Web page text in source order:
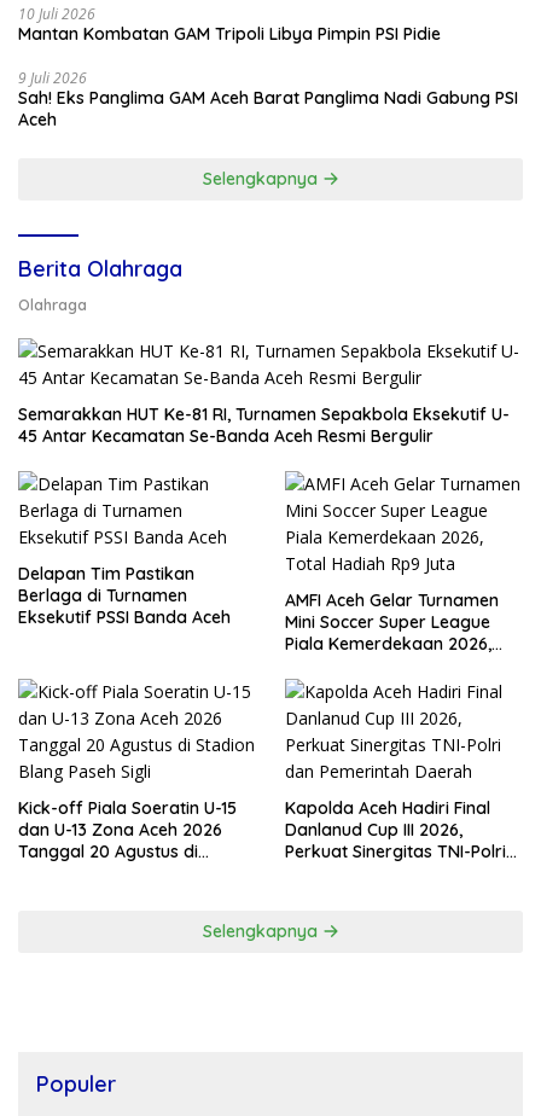
10 Juli 2026
Mantan Kombatan GAM Tripoli Libya Pimpin PSI Pidie
9 Juli 2026
Sah! Eks Panglima GAM Aceh Barat Panglima Nadi Gabung PSI
Aceh
Selengkapnya
Berita Olahraga
Olahraga
Semarakkan HUT Ke-81 RI, Turnamen Sepakbola Eksekutif U-
45 Antar Kecamatan Se-Banda Aceh Resmi Bergulir
Delapan Tim Pastikan
Berlaga di Turnamen
Eksekutif PSSI Banda Aceh
AMFI Aceh Gelar Turnamen
Mini Soccer Super League
Piala Kemerdekaan 2026,
Kick-off Piala Soeratin U-15
dan U-13 Zona Aceh 2026
Tanggal 20 Agustus di
Kapolda Aceh Hadiri Final
Danlanud Cup III 2026,
Perkuat Sinergitas TNI-Polri
Selengkapnya
Populer